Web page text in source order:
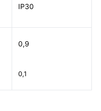
IP30
0,9
0,1